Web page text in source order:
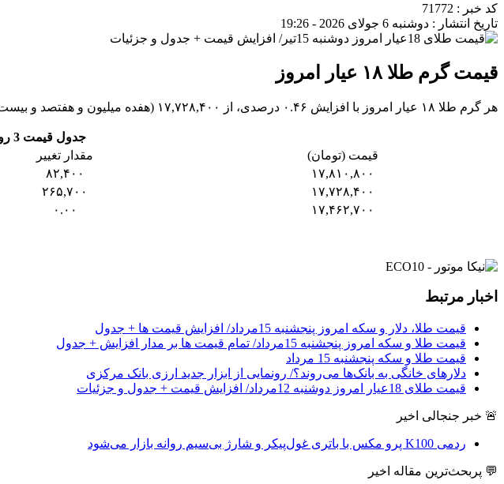
کد خبر : 71772
تاریخ انتشار : دوشنبه 6 جولای 2026 - 19:26
قیمت گرم طلا ۱۸ عیار امروز
هر گرم طلا ۱۸ عیار امروز با افزایش ۰.۴۶ درصدی، از ۱۷,۷۲۸,۴۰۰ (هفده میلیون و هفتصد و بیست و هشت هزار و چهارصد ) تومان به ۱۷,۸۱۰,۸۰۰ (هفده میلیون و هشتصد و ده هزار و هشتصد ) تومان رسید.
جدول قیمت 3 روز اخیر هر گرم طلا ۱۸ عیار
قیمت (تومان)
مقدار تغییر
۱۷,۸۱۰,۸۰۰
۸۲,۴۰۰
۱۷,۷۲۸,۴۰۰
۲۶۵,۷۰۰
۱۷,۴۶۲,۷۰۰
۰.۰۰
اخبار مرتبط
قیمت طلا، دلار و سکه امروز پنجشنبه 15مرداد/ افزایش قیمت ها + جدول
قیمت طلا و سکه امروز پنجشنبه 15مرداد/ تمام قیمت ها بر مدار افزایش + جدول
قیمت طلا و سکه پنجشنبه 15 مرداد
دلارهای خانگی به بانک‌ها می‌روند؟/ رونمایی از ابزار جدید ارزی بانک مرکزی
قیمت طلای 18عیار امروز دوشنبه 12مرداد/ افزایش قیمت + جدول و جزئیات
🚨 خبر جنجالی اخیر
ردمی K100 پرو مکس با باتری غول‌پیکر و شارژ بی‌سیم روانه بازار می‌شود
💬 پربحث‌ترین مقاله اخیر